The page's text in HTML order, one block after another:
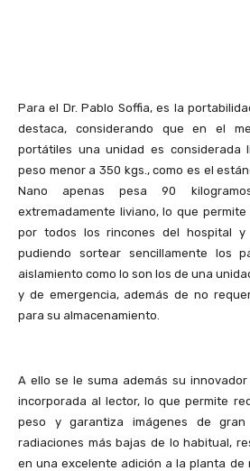
Para el Dr. Pablo Soffia, es la
destaca, considerando que en el
portátiles una unidad es considerada
peso menor a 350 kgs., como es el
Nano apenas pesa 90
extremadamente liviano, lo que
por todos los rincones del hospital
pudiendo sortear sencillamente los
aislamiento como lo son los de una
y de emergencia, además de no
para su almacenamiento.
A ello se le suma además su
incorporada al lector, lo que permite
peso y garantiza imágenes de
radiaciones más bajas de lo habitual,
en una excelente adición a la planta de